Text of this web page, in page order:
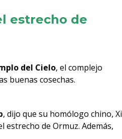
estrecho de
del Cielo, el complejo
buenas cosechas.
, dijo que su homólogo chino, Xi
de Ormuz. Además,